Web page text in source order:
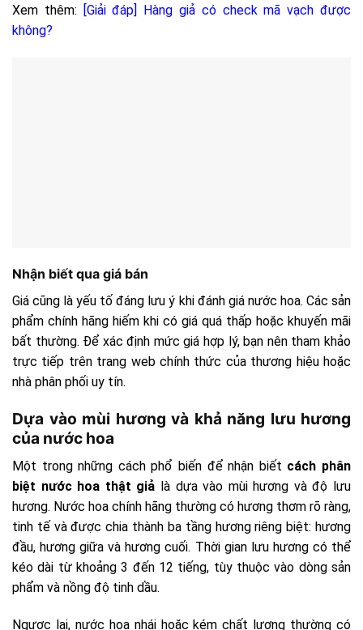
Xem thêm: [Giải đáp] Hàng giả có check mã vạch được
không?
Nhận biết qua giá bán
Giá cũng là yếu tố đáng lưu ý khi đánh giá nước hoa. Các sản
phẩm chính hãng hiếm khi có giá quá thấp hoặc khuyến mãi
bất thường. Để xác định mức giá hợp lý, bạn nên tham khảo
trực tiếp trên trang web chính thức của thương hiệu hoặc
nhà phân phối uy tín.
Dựa vào mùi hương và khả năng lưu hương
của nước hoa
Một trong những cách phổ biến để nhận biết cách phân
biệt nước hoa thật giả là dựa vào mùi hương và độ lưu
hương. Nước hoa chính hãng thường có hương thơm rõ ràng,
tinh tế và được chia thành ba tầng hương riêng biệt: hương
đầu, hương giữa và hương cuối. Thời gian lưu hương có thể
kéo dài từ khoảng 3 đến 12 tiếng, tùy thuộc vào dòng sản
phẩm và nồng độ tinh dầu.
Ngược lại, nước hoa nhái hoặc kém chất lượng thường có